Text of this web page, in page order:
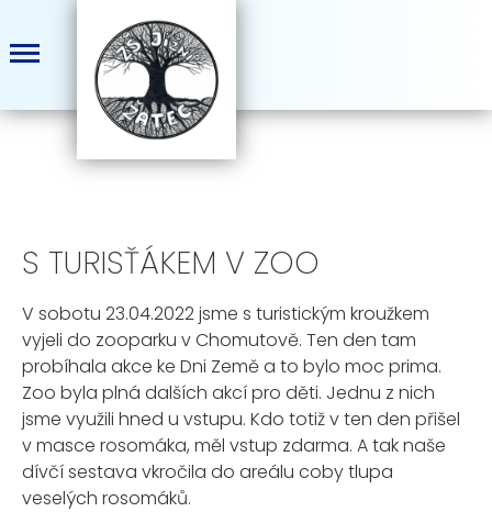
S TURISŤÁKEM V ZOO
V sobotu 23.04.2022 jsme s turistickým kroužkem
vyjeli do zooparku v Chomutově. Ten den tam
probíhala akce ke Dni Země a to bylo moc prima.
Zoo byla plná dalších akcí pro děti. Jednu z nich
jsme využili hned u vstupu. Kdo totiž v ten den přišel
v masce rosomáka, měl vstup zdarma. A tak naše
dívčí sestava vkročila do areálu coby tlupa
veselých rosomáků.